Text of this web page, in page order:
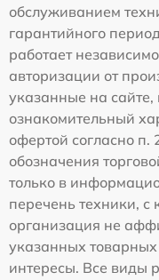
обслуживанием
гарантийного
работает
авторизации от
указанные на сайте,
ознакомительный
офертой согласно
обозначения
только в
перечень техники,
организация не
указанных товарных
интересы. Все виды